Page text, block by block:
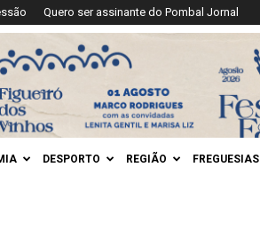
Quero ser assinante do Pombal Jornal
DESPORTO REGIÃO FREGUESIAS